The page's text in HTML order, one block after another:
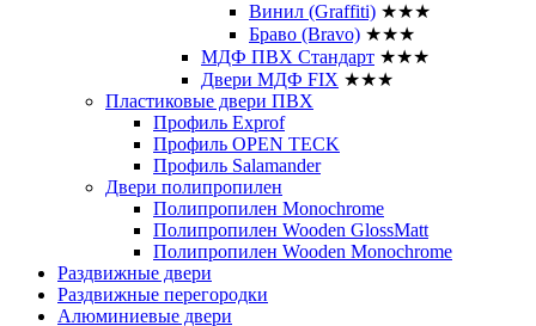
Винил (Graffiti) ★★★
Браво (Bravo) ★★★
МДФ ПВХ Стандарт ★★★
Двери МДФ FIX ★★★
Пластиковые двери ПВХ
Профиль Exprof
Профиль OPEN TECK
Профиль Salamander
Двери полипропилен
Полипропилен Monochrome
Полипропилен Wooden GlossMatt
Полипропилен Wooden Monochrome
Раздвижные двери
Раздвижные перегородки
Алюминиевые двери